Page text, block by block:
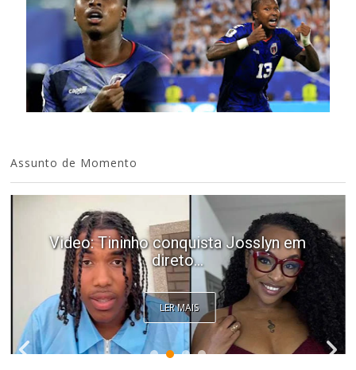
Assunto de Momento
Video: Tininho conquista Josslyn em
direto...
LER MAIS